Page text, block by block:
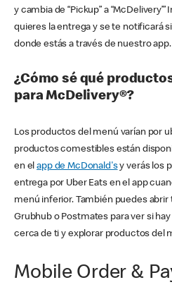
y cambia de “Pickup” a
quieres la entrega y se te notificará si
donde estás a través de nuestro app.
¿Cómo sé qué
para McDelivery®?
Los productos del menú varían por
productos comestibles están
en elapp de McDonald'sy verás los
entrega por Uber Eats en el app
menú inferior. También puedes abrir
Grubhub o Postmates para ver si
cerca de ti y explorar productos del
Mobile Order &